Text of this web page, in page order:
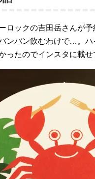
ロックの吉田岳さんが
ンバン飲むわけで…。
ったのでインスタに載せ